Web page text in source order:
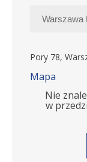
Pory 78,
Mapa
Nie
w